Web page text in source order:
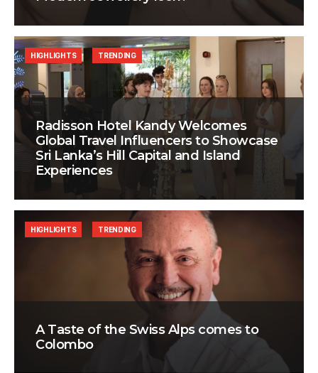
Radisson Hotel Kandy Welcomes
Global Travel Influencers to Showcase
Sri Lanka’s Hill Capital and Island
Experiences
HIGHLIGHTS TRENDING
A Taste of the Swiss Alps comes to
Colombo
HIGHLIGHTS TRENDING